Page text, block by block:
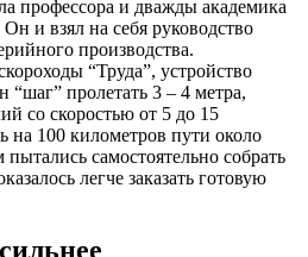
профессора и дважды академика
и взял на себя руководство
производства.
“Труда”, устройство
“шаг” пролетать 3 – 4 метра,
со скоростью от 5 до 15
на 100 километров пути около
самостоятельно собрать
легче заказать готовую